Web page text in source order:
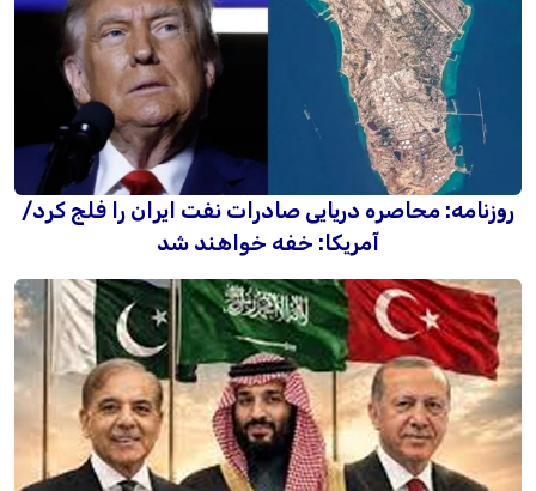
روزنامه: محاصره دریایی صادرات نفت ایران را فلج کرد/
آمریکا: خفه خواهند شد